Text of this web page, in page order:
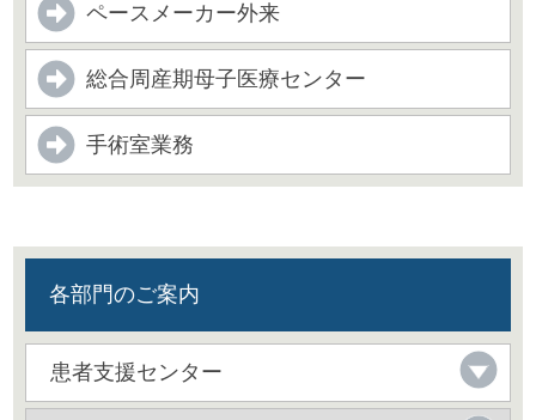
ペースメーカー外来
総合周産期母子医療センター
手術室業務
各部門のご案内
患者支援センター